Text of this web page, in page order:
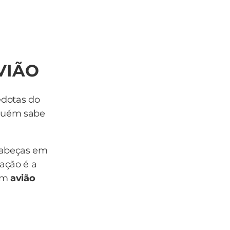
do
sabe
em
é a
avião